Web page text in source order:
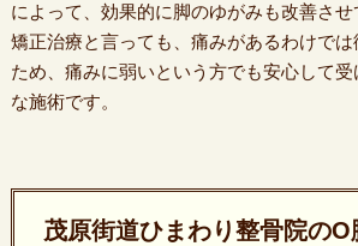
によって、効果的に脚のゆがみも改善させ
矯正治療と言っても、痛みがあるわけで
ため、痛みに弱いという方でも安心して
な施術です。
茂原街道ひまわり整骨院の